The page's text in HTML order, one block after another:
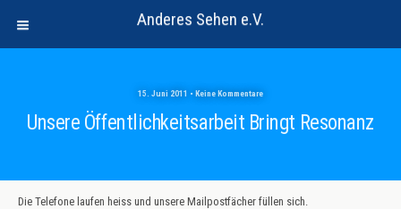
Anderes Sehen e.V.
15. Juni 2011 • Keine Kommentare
Unsere Öffentlichkeitsarbeit Bringt Resonanz
Die Telefone laufen heiss und unsere Mailpostfächer füllen sich.